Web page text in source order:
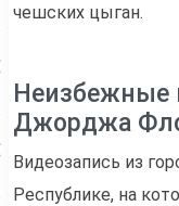
чешских цыган.
Неизбежные
Джорджа
Видеозапись из
Республике, на